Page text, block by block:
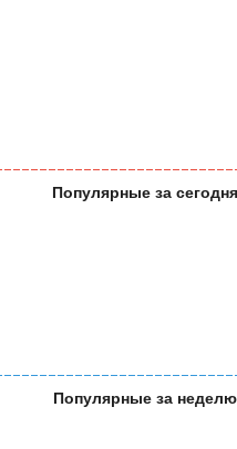
Популярные за сегодня
Популярные за неделю